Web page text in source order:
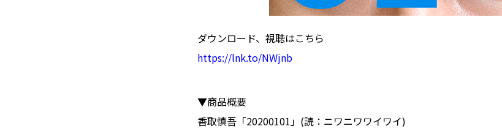
ダウンロード、視聴はこちら
https://lnk.to/NWjnb
▼商品概要
香取慎吾「20200101」(読：ニワニワワイワイ)